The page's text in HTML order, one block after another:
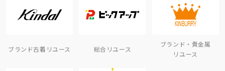
ブランド古着リユース 総合リユース
ブランド・貴金属
リユース